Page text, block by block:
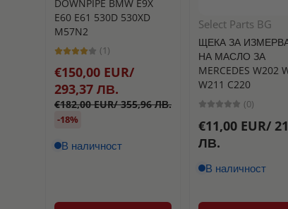
DOWNPIPE BMW E9X
E60 E61 530D 530XD
M57N2
(1)
€150,00 EUR/
293,37 ЛВ.
€182,00 EUR/ 355,96 ЛВ.
-18%
В наличност
Select Parts BG
ЩЕКА ЗА
НА МАСЛО ЗА
MERCEDES W202
W211 C220
(0)
€11,00 EUR/
ЛВ.
В наличност